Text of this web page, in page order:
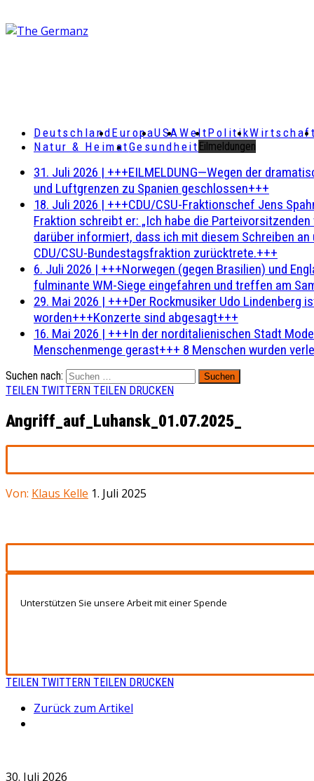
DeutschlandEuropaUSAWeltPolitikWirtschaft
Natur & HeimatGesundheit Eilmeldungen
31. Juli 2026 | +++EILMELDUNG—Wegen der
und Luftgrenzen zu Spanien geschlossen+++
18. Juli 2026 | +++CDU/CSU-Fraktionschef Jens
Fraktion schreibt er: „Ich habe die
darüber informiert, dass ich mit diesem Schreiben
CDU/CSU-Bundestagsfraktion zurücktrete.+++
6. Juli 2026 | +++Norwegen (gegen Brasilien) und
fulminante WM-Siege eingefahren und treffen am
29. Mai 2026 | +++Der Rockmusiker Udo Lindenberg
worden+++Konzerte sind abgesagt+++
16. Mai 2026 | +++In der norditalienischen Stadt
Menschenmenge gerast+++ 8 Menschen wurden
Suchen nach:
TEILEN TWITTERN TEILEN DRUCKEN
Angriff_auf_Luhansk_01.07.2025_
Von: Klaus Kelle 1. Juli 2025
Unterstützen Sie unsere Arbeit mit einer Spende
TEILEN TWITTERN TEILEN DRUCKEN
Zurück zum Artikel
30. Juli 2026